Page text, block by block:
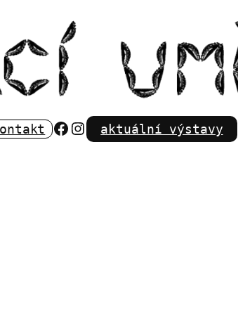
Facebook
Instagram
aktuální výstavy